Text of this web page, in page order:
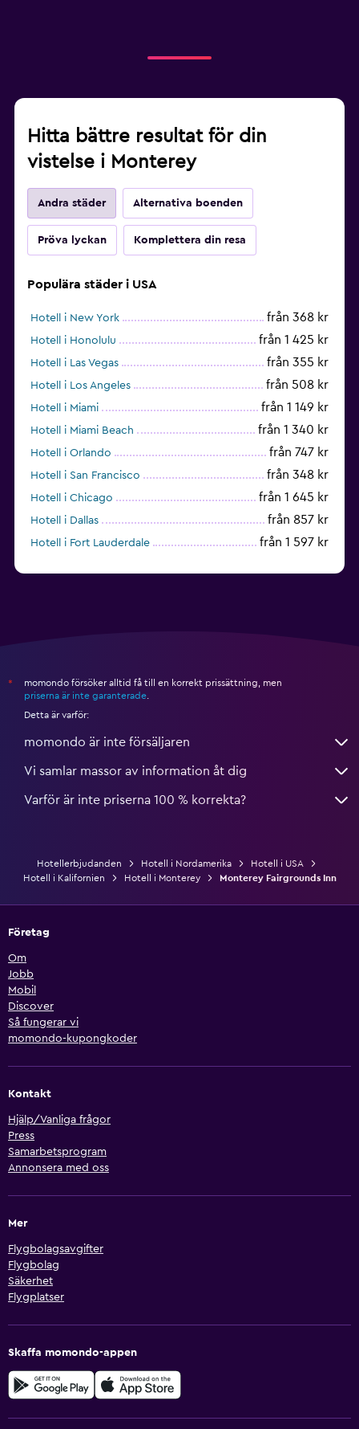
Hitta bättre resultat för din
vistelse i Monterey
Andra städer Alternativa boenden
Pröva lyckan Komplettera din resa
Populära städer i USA
Hotell i New York från 368 kr
Hotell i Honolulu från 1 425 kr
Hotell i Las Vegas från 355 kr
Hotell i Los Angeles från 508 kr
Hotell i Miami från 1 149 kr
Hotell i Miami Beach från 1 340 kr
Hotell i Orlando från 747 kr
Hotell i San Francisco från 348 kr
Hotell i Chicago från 1 645 kr
Hotell i Dallas från 857 kr
Hotell i Fort Lauderdale från 1 597 kr
*
momondo försöker alltid få till en korrekt prissättning, men
priserna är inte garanterade
Detta är varför:
momondo är inte försäljaren
Vi samlar massor av information åt dig
Varför är inte priserna 100 % korrekta?
Hotellerbjudanden Hotell i Nordamerika
Hotell i USA
Hotell i Kalifornien
Hotell i Monterey Monterey Fairgrounds Inn
Företag
Om
Jobb
Mobil
Discover
Så fungerar vi
momondo-kupongkoder
Kontakt
Hjälp/Vanliga frågor
Press
Samarbetsprogram
Annonsera med oss
Mer
Flygbolagsavgifter
Flygbolag
Säkerhet
Flygplatser
Skaffa momondo-appen